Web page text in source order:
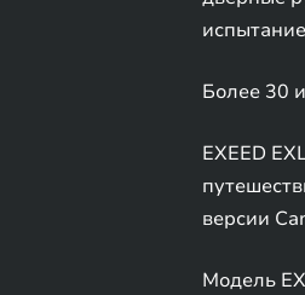
Более 30
EXEED
версии
Модель